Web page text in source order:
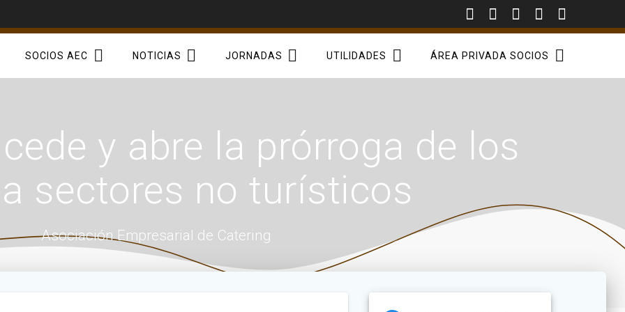
SOCIOS AEC NOTICIAS JORNADAS UTILIDADES ÁREA PRIVADA SOCIOS
y abre la prórroga de los
a sectores no turísticos
Asociación Empresarial de Catering